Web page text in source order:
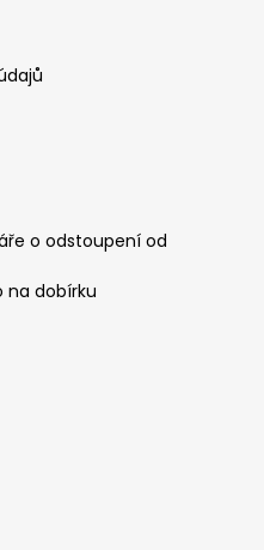
o odstoupení od
na dobírku